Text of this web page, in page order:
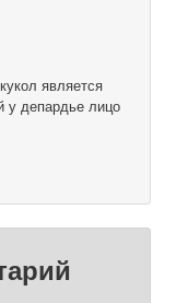
является
у депардье лицо